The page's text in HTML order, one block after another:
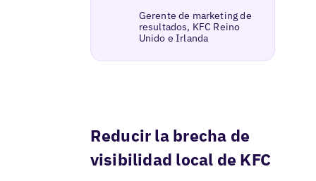
Gerente de marketing de
resultados, KFC Reino
Unido e Irlanda
Reducir la brecha de
visibilidad local de KFC